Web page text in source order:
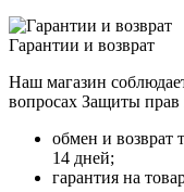
Гарантии и возврат
Наш магазин
вопросах Защиты прав
обмен и возврат
14 дней;
гарантия на